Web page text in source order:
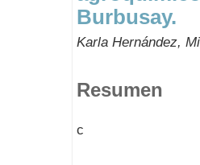
Burbusay.
Karla Hernández,
Resumen
c